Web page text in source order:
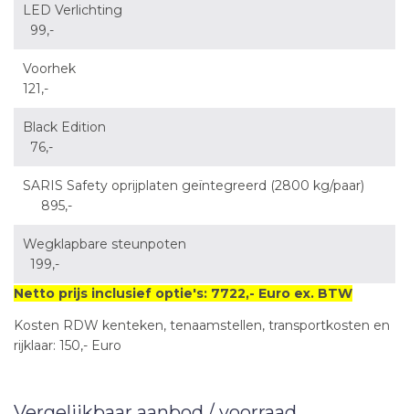
LED Verlichting
99,-
Voorhek
121,-
Black Edition
76,-
SARIS Safety oprijplaten geïntegreerd (2800 kg/paar)
895,-
Wegklapbare steunpoten
199,-
Netto prijs inclusief optie's: 7722,- Euro ex. BTW
Kosten RDW kenteken, tenaamstellen, transportkosten en
rijklaar: 150,- Euro